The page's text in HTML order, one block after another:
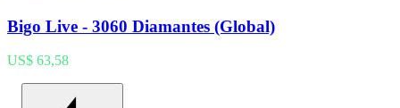
Bigo Live - 3060 Diamantes (Global)
US$ 63,58